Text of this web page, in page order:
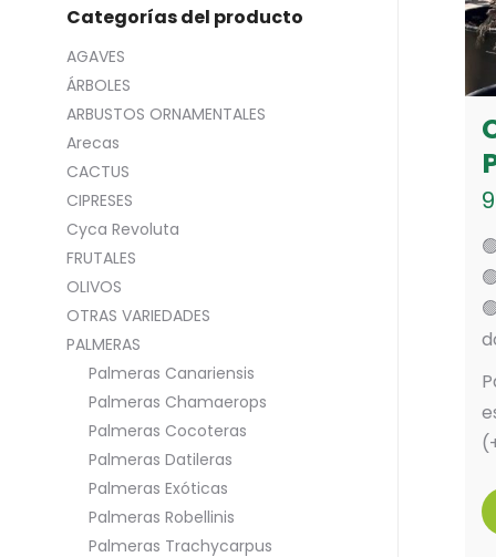
Categorías del producto
AGAVES
ÁRBOLES
ARBUSTOS ORNAMENTALES
Arecas
CACTUS
CIPRESES
Cyca Revoluta
FRUTALES
OLIVOS
OTRAS VARIEDADES
PALMERAS
Palmeras Canariensis
Palmeras Chamaerops
Palmeras Cocoteras
Palmeras Datileras
Palmeras Exóticas
Palmeras Robellinis
Palmeras Trachycarpus